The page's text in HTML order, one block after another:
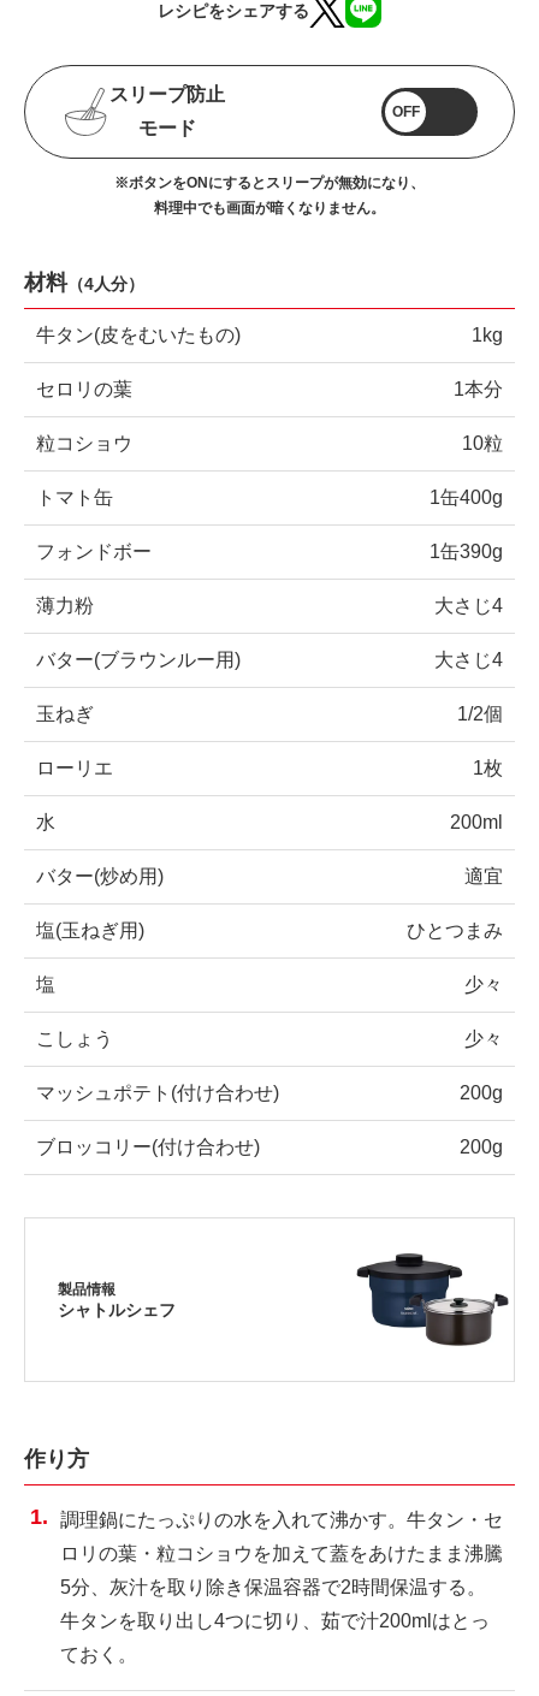
レシピをシェアする
スリープ防止
モード
OFF
※ボタンをONにするとスリープが無効になり、
料理中でも画面が暗くなりません。
材料（4人分）
牛タン(皮をむいたもの) 1kg
セロリの葉 1本分
粒コショウ 10粒
トマト缶 1缶400g
フォンドボー 1缶390g
薄力粉 大さじ4
バター(ブラウンルー用) 大さじ4
玉ねぎ 1/2個
ローリエ 1枚
水 200ml
バター(炒め用) 適宜
塩(玉ねぎ用) ひとつまみ
塩 少々
こしょう 少々
マッシュポテト(付け合わせ) 200g
ブロッコリー(付け合わせ) 200g
製品情報
シャトルシェフ
作り方
調理鍋にたっぷりの水を入れて沸かす。牛タン・セ
ロリの葉・粒コショウを加えて蓋をあけたまま沸騰
5分、灰汁を取り除き保温容器で2時間保温する。
牛タンを取り出し4つに切り、茹で汁200mlはとっ
ておく。